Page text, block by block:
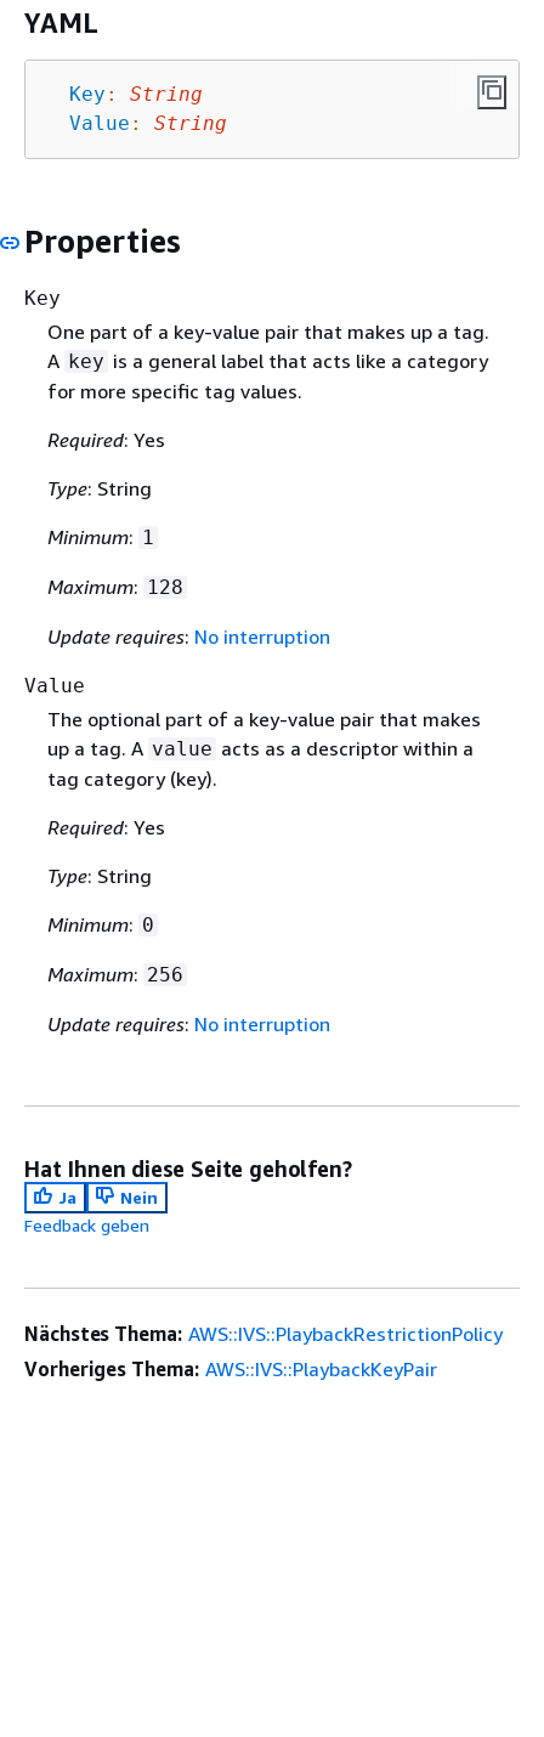
YAML
Key :
String
Value : String
Properties
Key
One part of a key-value pair that makes up a tag.
A key is a general label that acts like a category
for more specific tag values.
Required: Yes
Type: String
Minimum: 1
Maximum: 128
Update requires: No interruption
Value
The optional part of a key-value pair that makes
up a tag. A value acts as a descriptor within a
tag category (key).
Required: Yes
Type: String
Minimum: 0
Maximum: 256
Update requires: No interruption
Hat Ihnen diese Seite geholfen?
Ja
Nein
Feedback geben
Nächstes Thema: AWS::IVS::PlaybackRestrictionPolicy
Vorheriges Thema: AWS::IVS::PlaybackKeyPair